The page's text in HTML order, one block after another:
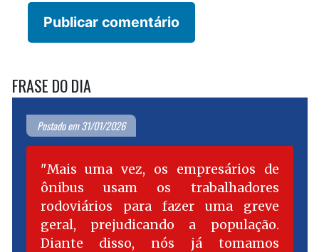
FRASE DO DIA
Postado em 31/01/2026
Mais uma vez, os empresários de
ônibus usam os trabalhadores
rodoviários para fazer uma greve
geral, prejudicando a população.
Diante disso, nós já tomamos